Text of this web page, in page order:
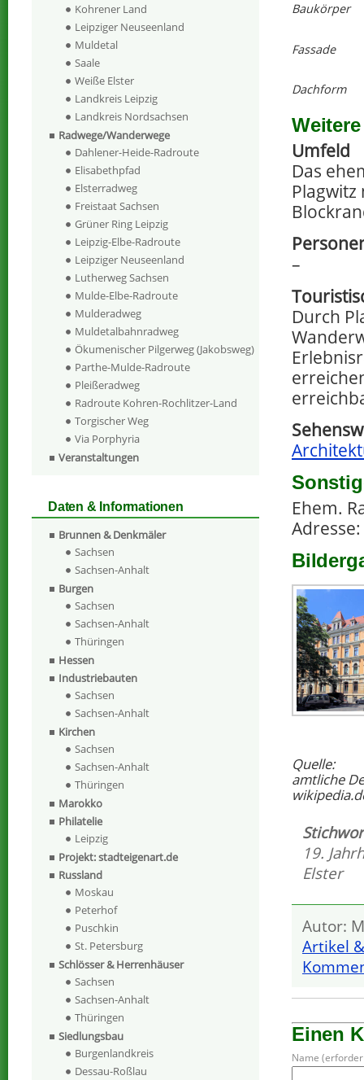
Baukörper
Fassade
Dachform
Umfeld
Das
–
Durch
Ehem.
Quelle:
amtliche
19.
Elster
Autor:
Artikel
Einen
Name
Kohrener Land
Leipziger Neuseenland
Muldetal
Saale
Weiße Elster
Landkreis Leipzig
Landkreis Nordsachsen
Radwege/Wanderwege
Dahlener-Heide-Radroute
Elisabethpfad
Elsterradweg
Freistaat Sachsen
Grüner Ring Leipzig
Leipzig-Elbe-Radroute
Leipziger Neuseenland
Lutherweg Sachsen
Mulde-Elbe-Radroute
Mulderadweg
Muldetalbahnradweg
Ökumenischer Pilgerweg (Jakobsweg)
Parthe-Mulde-Radroute
Pleißeradweg
Radroute Kohren-Rochlitzer-Land
Torgischer Weg
Via Porphyria
Veranstaltungen
Daten & Informationen
Brunnen & Denkmäler
Sachsen
Sachsen-Anhalt
Burgen
Sachsen
Sachsen-Anhalt
Thüringen
Hessen
Industriebauten
Sachsen
Sachsen-Anhalt
Kirchen
Sachsen
Sachsen-Anhalt
Thüringen
Marokko
Philatelie
Leipzig
Projekt: stadteigenart.de
Russland
Moskau
Peterhof
Puschkin
St. Petersburg
Schlösser & Herrenhäuser
Sachsen
Sachsen-Anhalt
Thüringen
Siedlungsbau
Burgenlandkreis
Dessau-Roßlau